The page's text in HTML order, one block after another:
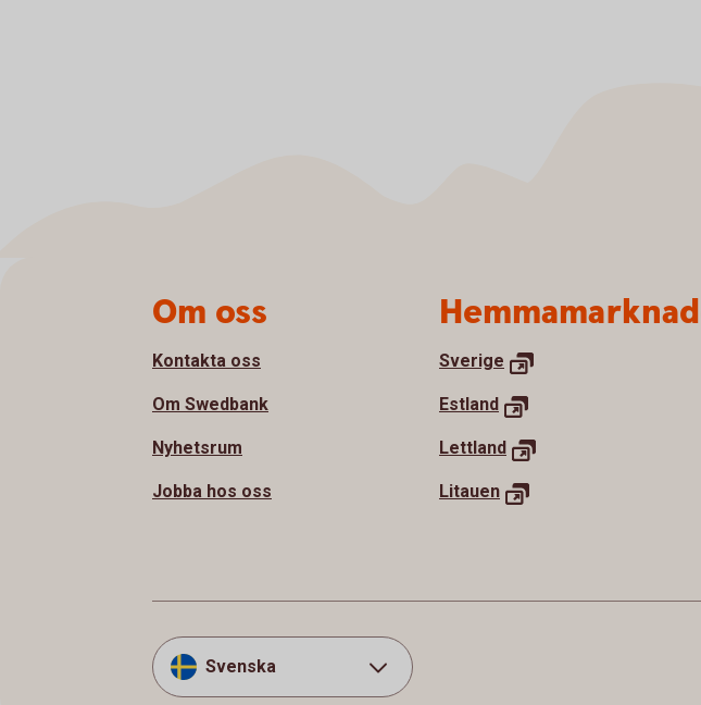
Om oss
Kontakta oss
Om Swedbank
Nyhetsrum
Jobba hos oss
Sverige
Estland
Lettland
Litauen
Svenska